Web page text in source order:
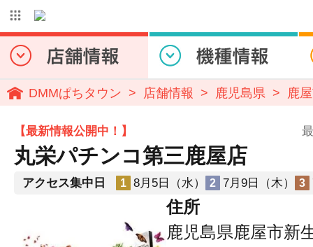
DMMぱちタウン 店舗情報 鹿児島県 鹿
【最新情報公開中！】
丸栄パチンコ第三鹿屋店
アクセス集中日 1 8月5日（水） 2 7月9日（木） 3
住所
鹿児島県鹿屋市新